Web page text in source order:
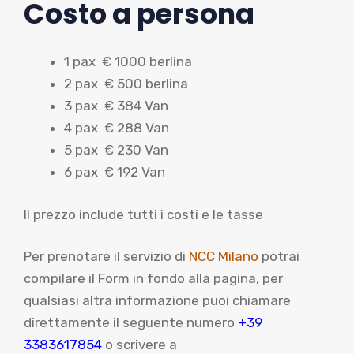
Costo a persona
1 pax € 1000 berlina
2 pax € 500 berlina
3 pax € 384 Van
4 pax € 288 Van
5 pax € 230 Van
6 pax € 192 Van
Il prezzo include tutti i costi e le tasse
Per prenotare il servizio di NCC Milano potrai
compilare il Form in fondo alla pagina, per
qualsiasi altra informazione puoi chiamare
direttamente il seguente numero +39
3383617854 o scrivere a